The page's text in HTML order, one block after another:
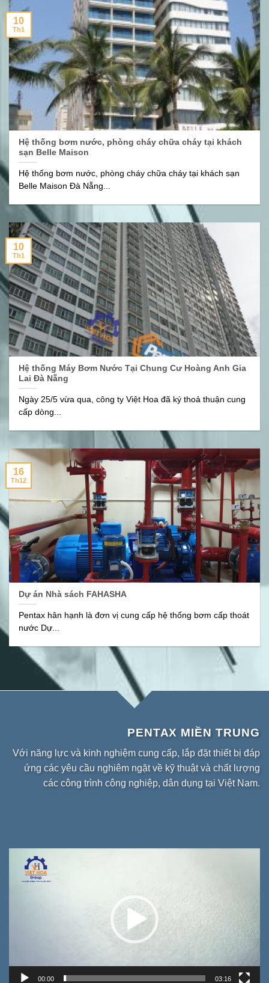
Hệ thống bơm nước, phòng cháy chữa cháy tại khách
sạn Belle Maison
Hệ thống bơm nước, phòng cháy chữa cháy tại khách sạn
Belle Maison Đà Nẵng...
10
Th1
Hệ thống Máy Bơm Nước Tại Chung Cư Hoàng Anh Gia
Lai Đà Nẵng
Ngày 25/5 vừa qua, công ty Việt Hoa đã ký thoả thuận cung
cấp dòng...
10
Th1
Dự án Nhà sách FAHASHA
Pentax hân hạnh là đơn vị cung cấp hệ thống bơm cấp thoát
nước Dự...
16
Th12
PENTAX MIỀN TRUNG
Với năng lực và kinh nghiệm cung cấp, lắp đặt thiết bị đáp
ứng các yêu cầu nghiêm ngặt về kỹ thuật và chất lượng
các công trình công nghiệp, dân dụng tại Việt Nam.
chơi
Video
00:00 03:16